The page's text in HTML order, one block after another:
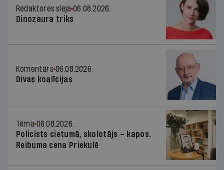
Redaktores sleja 06.08.2026.
Dinozaura triks
Komentārs 06.08.2026.
Divas koalīcijas
Tēma 06.08.2026.
Policists cietumā, skolotājs – kapos.
Reibuma cena Priekulē